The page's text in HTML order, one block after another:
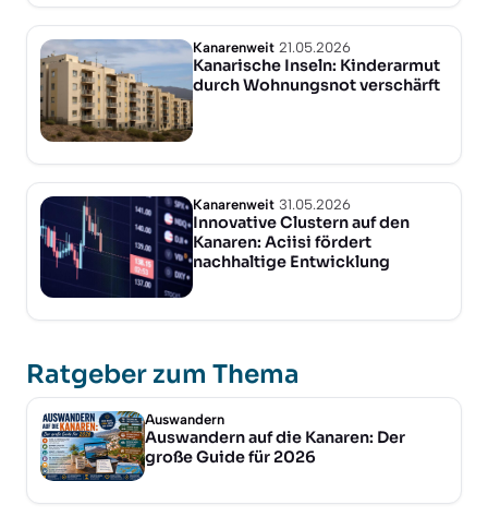
Kanarenweit 21.05.2026
Kanarische Inseln: Kinderarmut
durch Wohnungsnot verschärft
Kanarenweit 31.05.2026
Innovative Clustern auf den
Kanaren: Aciisi fördert
nachhaltige Entwicklung
Ratgeber zum Thema
Auswandern
Auswandern auf die Kanaren: Der
große Guide für 2026